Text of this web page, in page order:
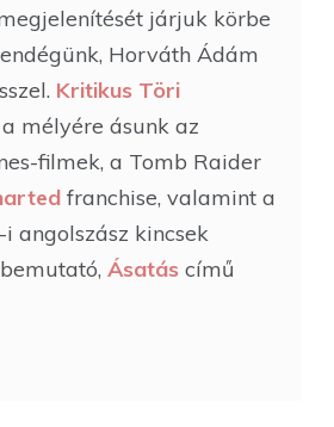
járjuk körbe
Horváth Ádám
Kritikus Töri
mélyére ásunk az
filmek, a Tomb Raider
franchise, valamint a
angolszász kincsek
Ásatás című